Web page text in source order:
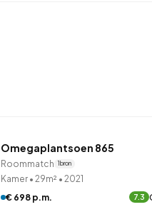
Omegaplantsoen 865
Roommatch 1 bron
Kamer • 29m² • 2021
€ 698 p.m.
7.3